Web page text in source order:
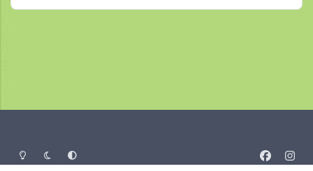
Heller ModusDunkler ModusSystemeinstellung